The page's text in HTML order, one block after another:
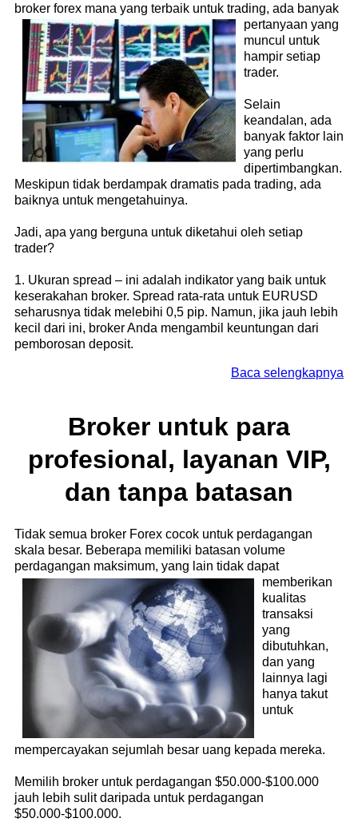
broker forex mana yang terbaik untuk trading, ada banyak
pertanyaan yang
muncul untuk
hampir setiap
trader.
Selain
keandalan, ada
banyak faktor lain
yang perlu
dipertimbangkan.
Meskipun tidak berdampak dramatis pada trading, ada
baiknya untuk mengetahuinya.
Jadi, apa yang berguna untuk diketahui oleh setiap
trader?
1. Ukuran spread – ini adalah indikator yang baik untuk
keserakahan broker. Spread rata-rata untuk EURUSD
seharusnya tidak melebihi 0,5 pip. Namun, jika jauh lebih
kecil dari ini, broker Anda mengambil keuntungan dari
pemborosan deposit.
Baca selengkapnya
Broker untuk para
profesional, layanan VIP,
dan tanpa batasan
Tidak semua broker Forex cocok untuk perdagangan
skala besar. Beberapa memiliki batasan volume
perdagangan maksimum, yang lain tidak dapat
memberikan
kualitas
transaksi
yang
dibutuhkan,
dan yang
lainnya lagi
hanya takut
untuk
mempercayakan sejumlah besar uang kepada mereka.
Memilih broker untuk perdagangan $50.000-$100.000
jauh lebih sulit daripada untuk perdagangan
$50.000-$100.000.